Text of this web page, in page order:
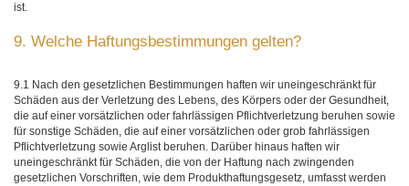
ist.
9. Welche Haftungsbestimmungen gelten?
9.1 Nach den gesetzlichen Bestimmungen haften wir uneingeschränkt für
Schäden aus der Verletzung des Lebens, des Körpers oder der Gesundheit,
die auf einer vorsätzlichen oder fahrlässigen Pflichtverletzung beruhen sowie
für sonstige Schäden, die auf einer vorsätzlichen oder grob fahrlässigen
Pflichtverletzung sowie Arglist beruhen. Darüber hinaus haften wir
uneingeschränkt für Schäden, die von der Haftung nach zwingenden
gesetzlichen Vorschriften, wie dem Produkthaftungsgesetz, umfasst werden